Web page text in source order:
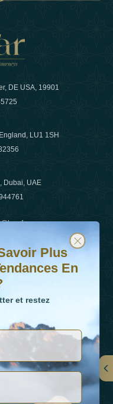
DE USA, 19901
LU1 1SH
Dubai, UAE
les dernières
et restez informé
Plus
En
et restez